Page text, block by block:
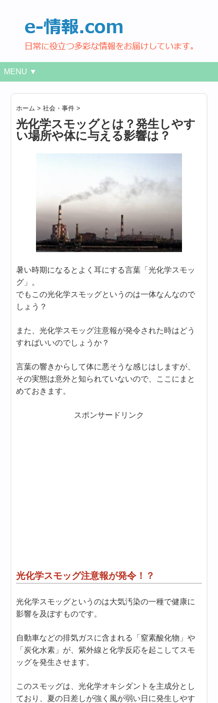
MENU ▼
ホーム >社会・事件 >
光化学スモッグとは？発生しやす
い場所や体に与える影響は？
暑い時期になるとよく耳にする言葉「光化学スモッ
グ」。
でもこの光化学スモッグというのは一体なんなので
しょう？
また、光化学スモッグ注意報が発令された時はどう
すればいいのでしょうか？
言葉の響きからして体に悪そうな感じはしますが、
その実態は意外と知られていないので、ここにまと
めておきます。
スポンサードリンク
光化学スモッグ注意報が発令！？
光化学スモッグというのは大気汚染の一種で健康に
影響を及ぼすものです。
自動車などの排気ガスに含まれる「窒素酸化物」や
「炭化水素」が、紫外線と化学反応を起こしてスモ
ッグを発生させます。
このスモッグは、光化学オキシダントを主成分とし
ており、夏の日差しが強く風が弱い日に発生しやす